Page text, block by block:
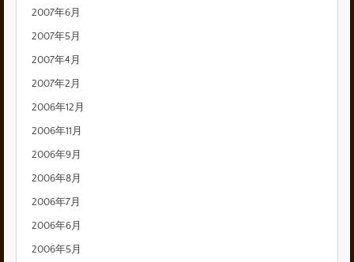
2007年6月
2007年5月
2007年4月
2007年2月
2006年12月
2006年11月
2006年9月
2006年8月
2006年7月
2006年6月
2006年5月